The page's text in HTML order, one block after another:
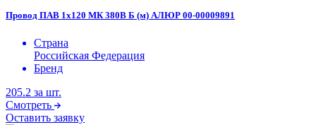
Провод ПАВ 1х120 МК 380В Б (м) АЛЮР 00-00009891
Страна
Российская Федерация
Бренд
205.2 за шт.
Смотреть
Оставить заявку